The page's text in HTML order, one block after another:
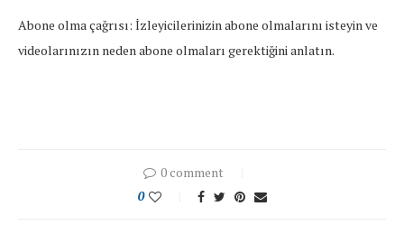
Abone olma çağrısı: İzleyicilerinizin abone olmalarını isteyin ve
videolarınızın neden abone olmaları gerektiğini anlatın.
0 comment
0